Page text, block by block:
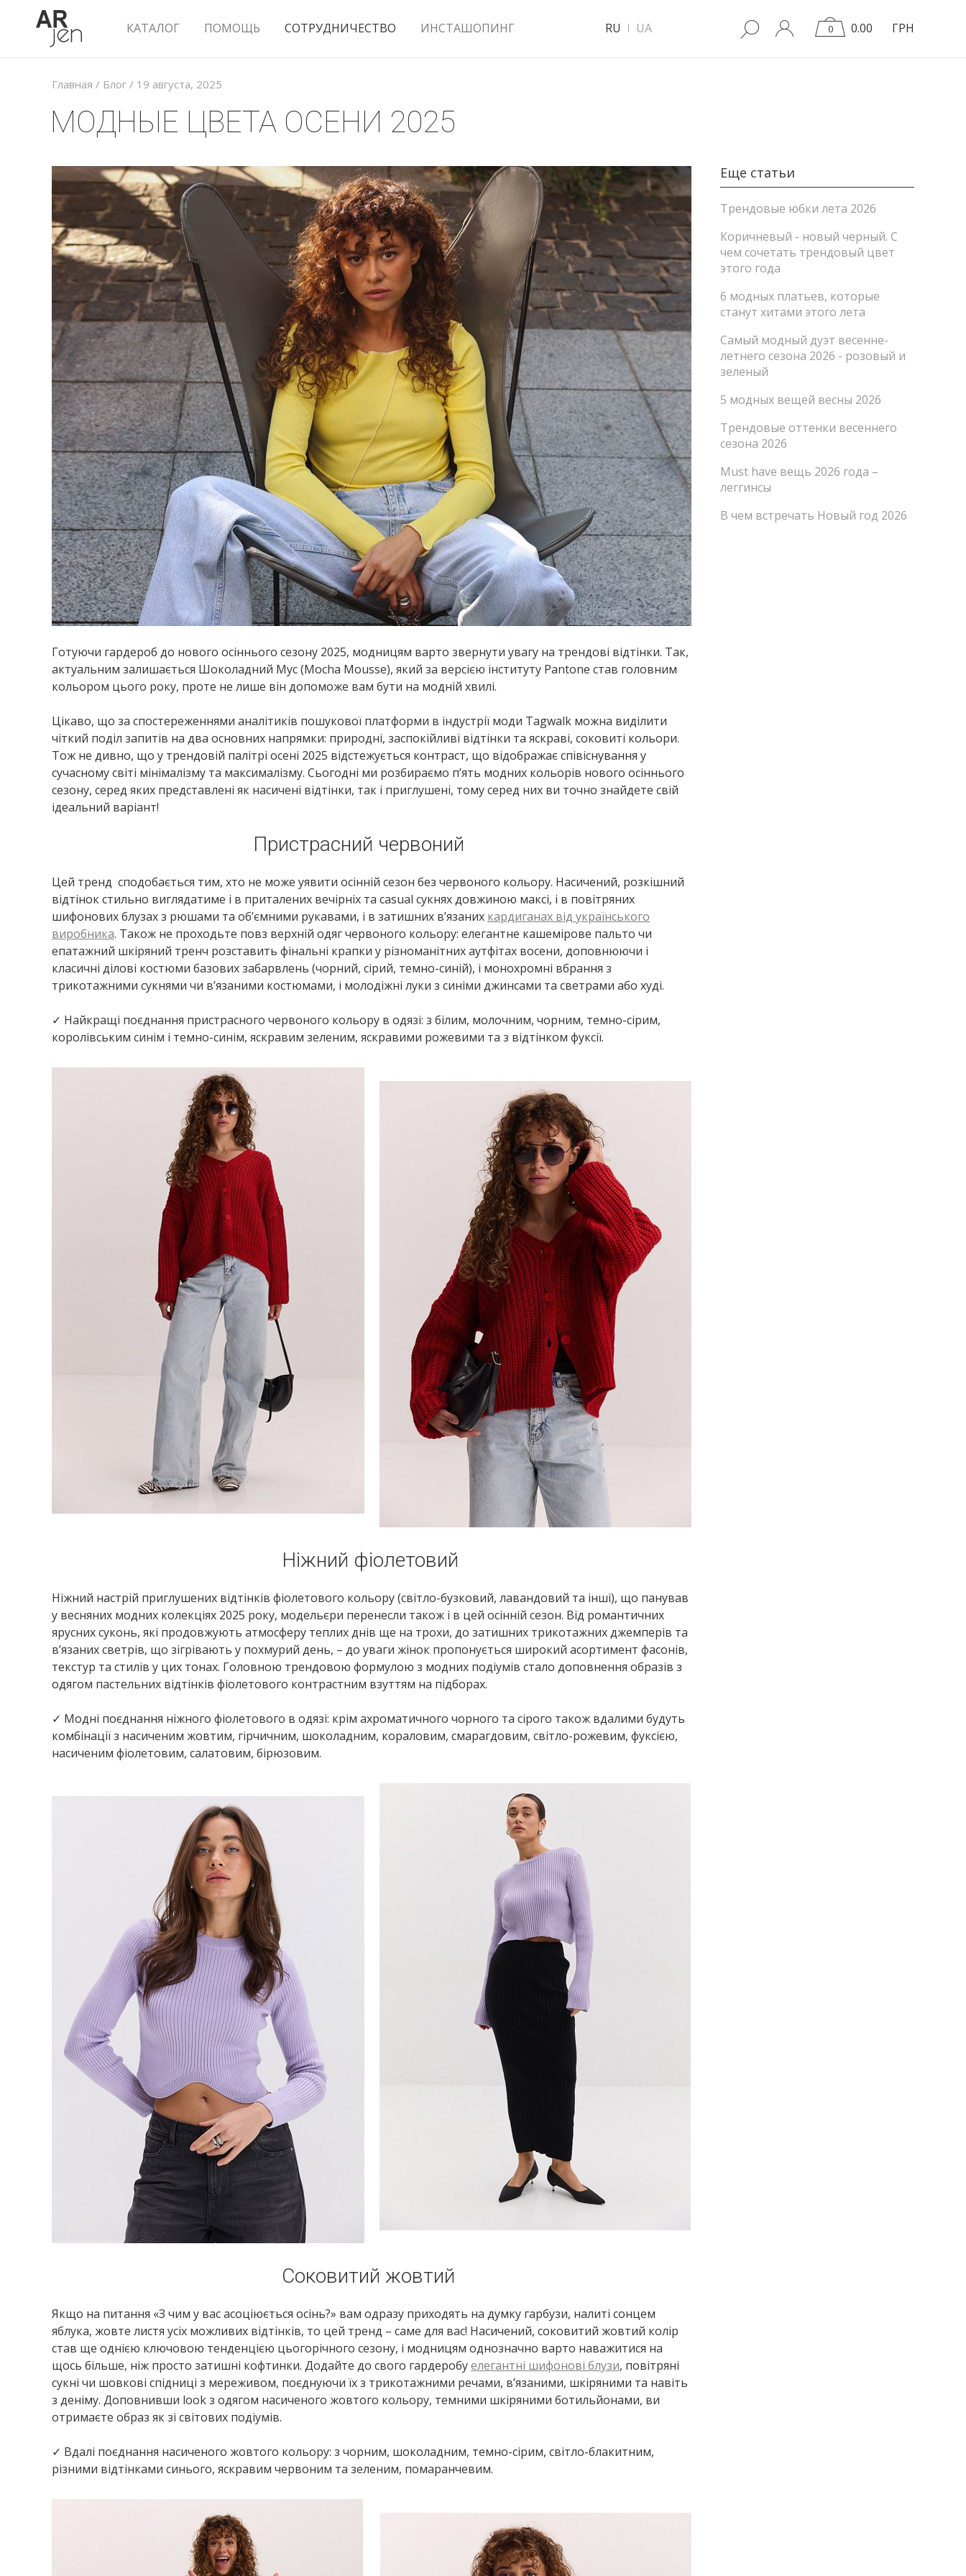
КАТАЛОГ ПОМОЩЬ СОТРУДНИЧЕСТВО ИНСТАШОПИНГ RU UA 0 0.00 ГРН
Главная / Блог / 19 августа, 2025
МОДНЫЕ ЦВЕТА ОСЕНИ 2025
Готуючи гардероб до нового осіннього сезону 2025, модницям варто звернути увагу на трендові відтінки. Так,
актуальним залишається Шоколадний Мус (Mocha Mousse), який за версією інституту Pantone став головним
кольором цього року, проте не лише він допоможе вам бути на модній хвилі.
Цікаво, що за спостереженнями аналітиків пошукової платформи в індустрії моди Tagwalk можна виділити
чіткий поділ запитів на два основних напрямки: природні, заспокійливі відтінки та яскраві, соковиті кольори.
Тож не дивно, що у трендовій палітрі осені 2025 відстежується контраст, що відображає співіснування у
сучасному світі мінімалізму та максималізму. Сьогодні ми розбираємо п’ять модних кольорів нового осіннього
сезону, серед яких представлені як насичені відтінки, так і приглушені, тому серед них ви точно знайдете свій
ідеальний варіант!
Пристрасний червоний
Цей тренд сподобається тим, хто не може уявити осінній сезон без червоного кольору. Насичений, розкішний
відтінок стильно виглядатиме і в приталених вечірніх та casual сукнях довжиною максі, і в повітряних
шифонових блузах з рюшами та об’ємними рукавами, і в затишних в’язаних кардиганах від українського
виробника. Також не проходьте повз верхній одяг червоного кольору: елегантне кашемірове пальто чи
епатажний шкіряний тренч розставить фінальні крапки у різноманітних аутфітах восени, доповнюючи і
класичні ділові костюми базових забарвлень (чорний, сірий, темно-синій), і монохромні вбрання з
трикотажними сукнями чи в’язаними костюмами, і молодіжні луки з синіми джинсами та светрами або худі.
✓ Найкращі поєднання пристрасного червоного кольору в одязі: з білим, молочним, чорним, темно-сірим,
королівським синім і темно-синім, яскравим зеленим, яскравими рожевими та з відтінком фуксії.
Ніжний фіолетовий
Ніжний настрій приглушених відтінків фіолетового кольору (світло-бузковий, лавандовий та інші), що панував
у весняних модних колекціях 2025 року, модельєри перенесли також і в цей осінній сезон. Від романтичних
ярусних суконь, які продовжують атмосферу теплих днів ще на трохи, до затишних трикотажних джемперів та
в’язаних светрів, що зігрівають у похмурий день, – до уваги жінок пропонується широкий асортимент фасонів,
текстур та стилів у цих тонах. Головною трендовою формулою з модних подіумів стало доповнення образів з
одягом пастельних відтінків фіолетового контрастним взуттям на підборах.
✓ Модні поєднання ніжного фіолетового в одязі: крім ахроматичного чорного та сірого також вдалими будуть
комбінації з насиченим жовтим, гірчичним, шоколадним, кораловим, смарагдовим, світло-рожевим, фуксією,
насиченим фіолетовим, салатовим, бірюзовим.
Соковитий жовтий
Якщо на питання «З чим у вас асоціюється осінь?» вам одразу приходять на думку гарбузи, налиті сонцем
яблука, жовте листя усіх можливих відтінків, то цей тренд – саме для вас! Насичений, соковитий жовтий колір
став ще однією ключовою тенденцією цьогорічного сезону, і модницям однозначно варто наважитися на
щось більше, ніж просто затишні кофтинки. Додайте до свого гардеробуелегантні шифонові блузи, повітряні
сукні чи шовкові спідниці з мереживом, поєднуючи їх з трикотажними речами, в’язаними, шкіряними та навіть
з деніму. Доповнивши look з одягом насиченого жовтого кольору, темними шкіряними ботильйонами, ви
отримаєте образ як зі світових подіумів.
✓ Вдалі поєднання насиченого жовтого кольору: з чорним, шоколадним, темно-сірим, світло-блакитним,
різними відтінками синього, яскравим червоним та зеленим, помаранчевим.
Еще статьи
Трендовые юбки лета 2026
Коричневый - новый черный. С
чем сочетать трендовый цвет
этого года
6 модных платьев, которые
станут хитами этого лета
Самый модный дуэт весенне-
летнего сезона 2026 - розовый и
зеленый
5 модных вещей весны 2026
Трендовые оттенки весеннего
сезона 2026
Must have вещь 2026 года –
леггинсы
В чем встречать Новый год 2026